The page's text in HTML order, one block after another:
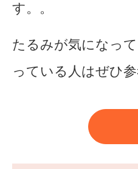
す。。
たるみが気になっ
っている人はぜひ